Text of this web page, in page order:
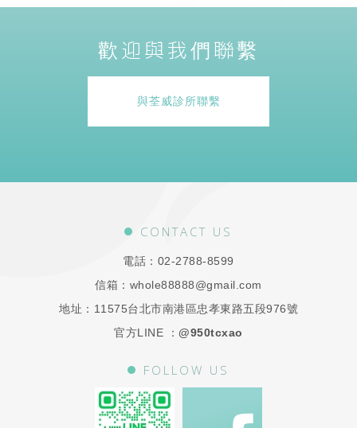
歡迎與我們聯繫
與荃威診所聯繫
CONTACT US
電話： 02-2788-8599
信箱： whole88888@gmail.com
地址： 11575台北市南港區忠孝東路五段976號
官方LINE ：@950tcxao
FOLLOW US